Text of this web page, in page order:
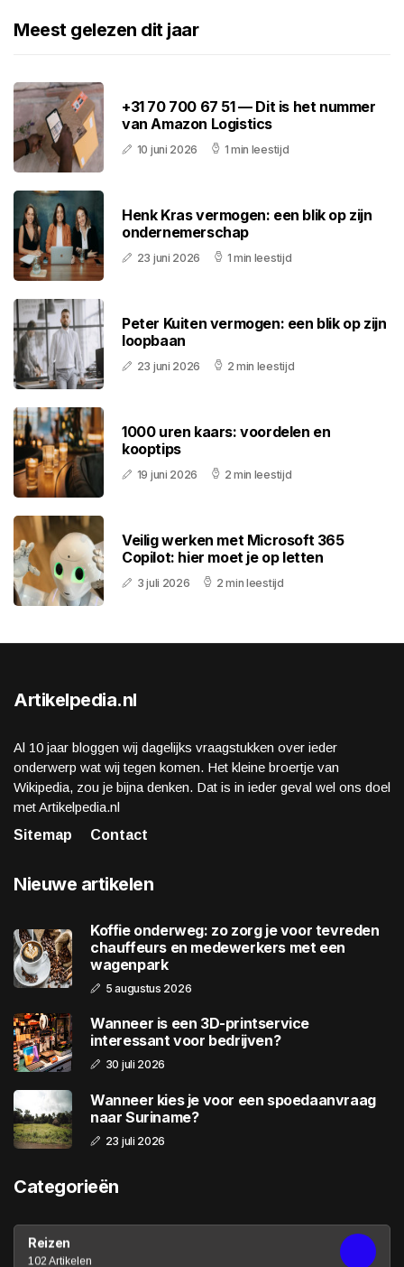
Meest gelezen dit jaar
+31 70 700 67 51 — Dit is het nummer
van Amazon Logistics
10 juni 2026 1 min leestijd
Henk Kras vermogen: een blik op zijn
ondernemerschap
23 juni 2026 1 min leestijd
Peter Kuiten vermogen: een blik op zijn
loopbaan
23 juni 2026 2 min leestijd
1000 uren kaars: voordelen en
kooptips
19 juni 2026 2 min leestijd
Veilig werken met Microsoft 365
Copilot: hier moet je op letten
3 juli 2026 2 min leestijd
Artikelpedia.nl
Al 10 jaar bloggen wij dagelijks vraagstukken over ieder
onderwerp wat wij tegen komen. Het kleine broertje van
Wikipedia, zou je bijna denken. Dat is in ieder geval wel ons doel
met Artikelpedia.nl
Sitemap
Contact
Nieuwe artikelen
Koffie onderweg: zo zorg je voor tevreden
chauffeurs en medewerkers met een
wagenpark
5 augustus 2026
Wanneer is een 3D-printservice
interessant voor bedrijven?
30 juli 2026
Wanneer kies je voor een spoedaanvraag
naar Suriname?
23 juli 2026
Categorieën
Reizen
102 Artikelen